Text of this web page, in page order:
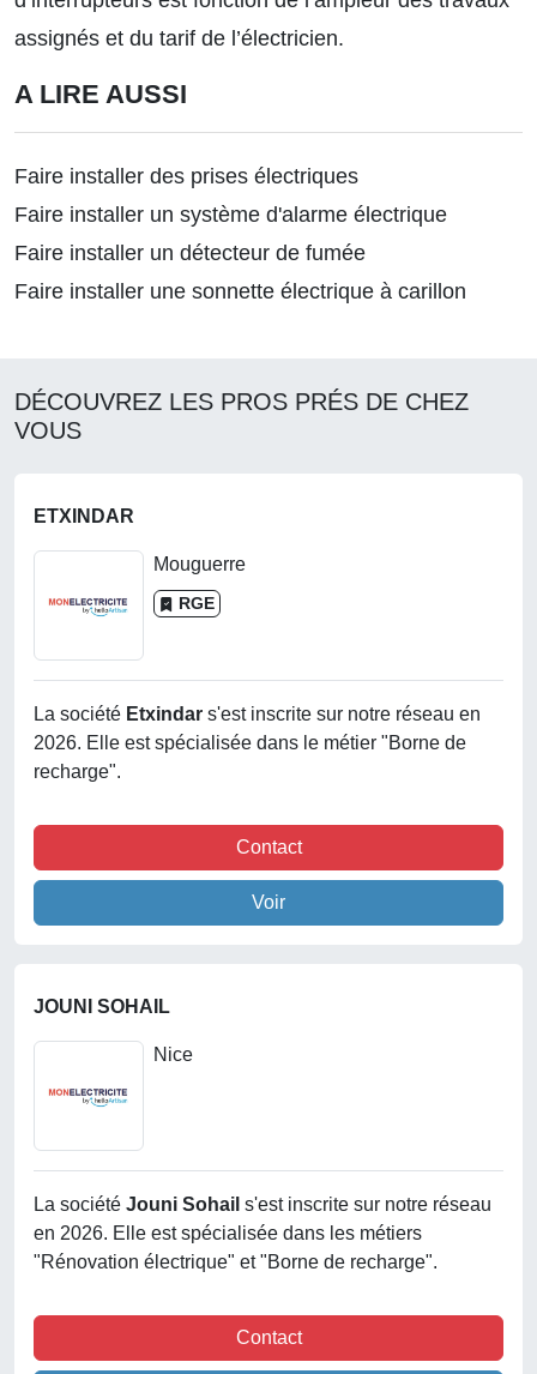
assignés et du tarif de l’électricien.
A LIRE AUSSI
Faire installer des prises électriques
Faire installer un système d'alarme électrique
Faire installer un détecteur de fumée
Faire installer une sonnette électrique à carillon
DÉCOUVREZ LES PROS PRÉS DE CHEZ
VOUS
ETXINDAR
Mouguerre
RGE
La société Etxindar s'est inscrite sur notre réseau en
2026. Elle est spécialisée dans le métier "Borne de
recharge".
Contact
Voir
JOUNI SOHAIL
Nice
La société Jouni Sohail s'est inscrite sur notre réseau
en 2026. Elle est spécialisée dans les métiers
"Rénovation électrique" et "Borne de recharge".
Contact